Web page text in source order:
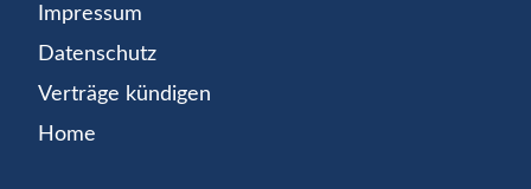
Impressum
Datenschutz
Verträge kündigen
Home